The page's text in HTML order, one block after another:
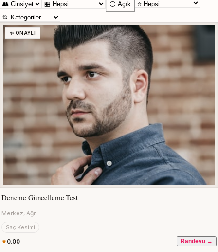
⚪ Açık
✨ ONAYLI
Deneme Güncelleme Test
Merkez, Ağrı
Saç Kesimi
0.00 Randevu →